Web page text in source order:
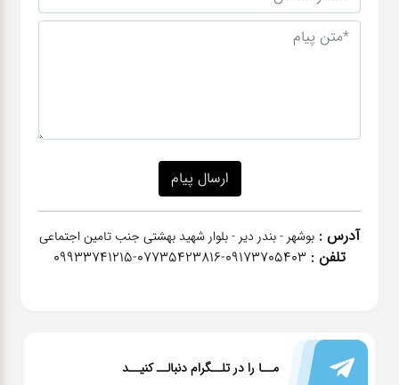
آدرس : بوشهر - بندر دیر - بلوار شهید بهشتی جنب تامین اجتماعی
تلفن : ٠٩١٧٣٧٠٥٤٠٣-07735423816-09933741215
مــا را در تلــگرام دنبالــ کنیــد